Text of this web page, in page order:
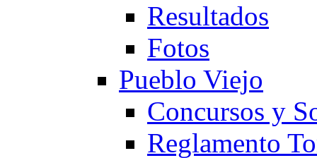
Resultados
Fotos
Pueblo Viejo
Concursos y
Reglamento